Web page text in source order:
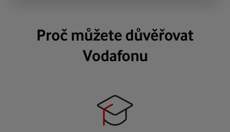
Proč můžete důvěřovat
Vodafonu